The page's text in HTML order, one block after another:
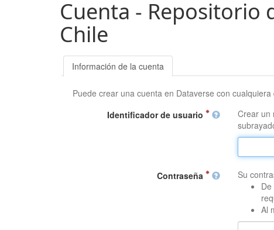
Cuenta - Repositorio
Chile
Información de la cuenta
Puede crear una cuenta en Dataverse con
Identificador de usuario
Crear un
Contraseña
Su
Al